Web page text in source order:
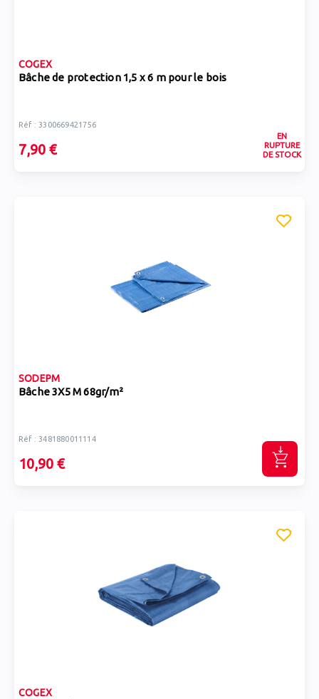
COGEX
Bâche de protection 1,5 x 6 m pour le bois
Réf : 3300669421756
7,90 €
EN
RUPTURE
DE STOCK
SODEPM
Bâche 3X5 M 68gr/m²
Réf : 3481880011114
10,90 €
COGEX